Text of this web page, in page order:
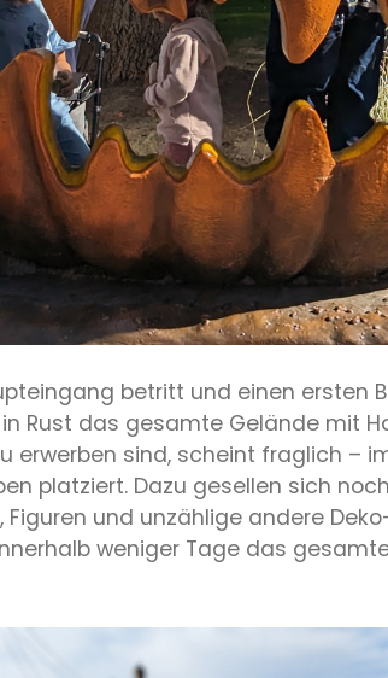
betritt und einen ersten
Rust das gesamte Gelände mit
erwerben sind, scheint fraglich –
platziert. Dazu gesellen sich
und unzählige andere
weniger Tage das